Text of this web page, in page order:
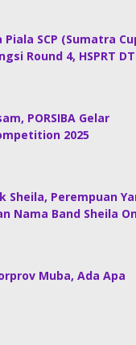
SCP (Sumatra
Round 4, HSPRT
PORSIBA Gelar
2025
Sheila, Perempuan
Nama Band Sheila
Muba, Ada Apa